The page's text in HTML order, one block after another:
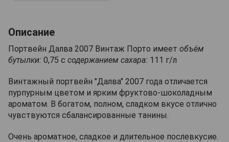
Описание
Портвейн Далва 2007 Винтаж Порто имеет объём
бутылки: 0,75 с содержанием сахара: 111 г/л
Винтажный портвейн "Далва" 2007 года отличается
пурпурным цветом и ярким фруктово-шоколадным
ароматом. В богатом, полном, сладком вкусе отлично
чувствуются сбалансированные танины.
Очень ароматное, сладкое и длительное послевкусие.